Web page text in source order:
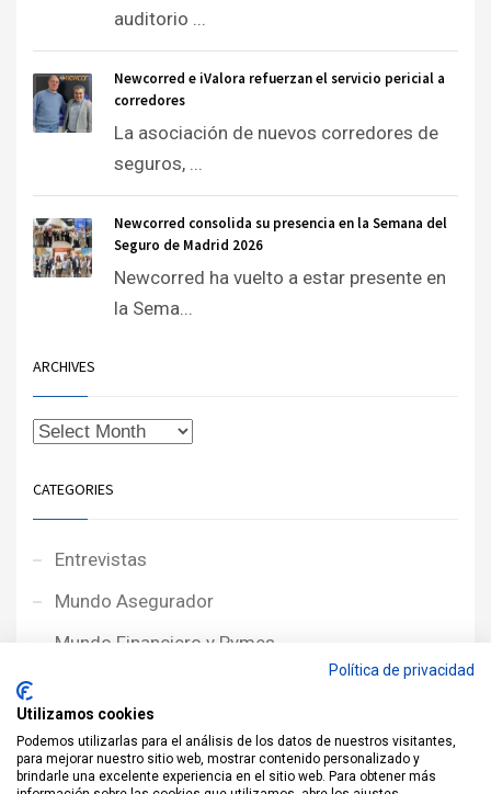
auditorio ...
Newcorred e iValora refuerzan el servicio pericial a
corredores
La asociación de nuevos corredores de
seguros, ...
Newcorred consolida su presencia en la Semana del
Seguro de Madrid 2026
Newcorred ha vuelto a estar presente en
la Sema...
ARCHIVES
CATEGORIES
Entrevistas
Mundo Asegurador
Mundo Financiero y Pymes
Noticias NewcorRED
Protagonistas
Política de privacidad
Utilizamos cookies
Podemos utilizarlas para el análisis de los datos de nuestros visitantes,
para mejorar nuestro sitio web, mostrar contenido personalizado y
brindarle una excelente experiencia en el sitio web. Para obtener más